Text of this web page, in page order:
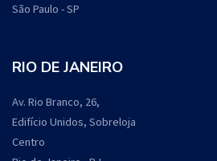
São Paulo - SP
RIO DE JANEIRO
Av. Rio Branco, 26,
Edifício Unidos, Sobreloja
Centro